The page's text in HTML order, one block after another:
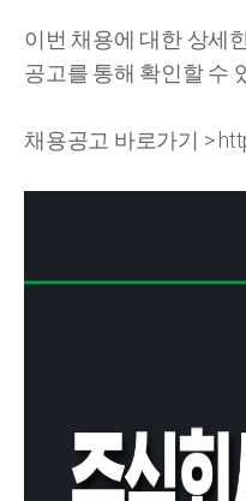
이번 채용에 대한 상세
공고를 통해 확인할 수
채용공고 바로가기 >